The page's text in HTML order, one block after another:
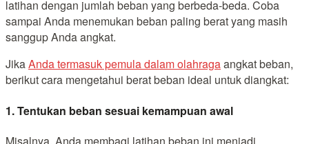
latihan dengan jumlah beban yang berbeda-beda. Coba
sampai Anda menemukan beban paling berat yang masih
sanggup Anda angkat.
JikaAnda termasuk pemula dalam olahragaangkat beban,
berikut cara mengetahui berat beban ideal untuk diangkat:
1. Tentukan beban sesuai kemampuan awal
Misalnya, Anda membagi latihan beban ini menjadi